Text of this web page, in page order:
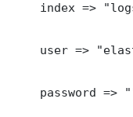
index =>
user =>
password =>